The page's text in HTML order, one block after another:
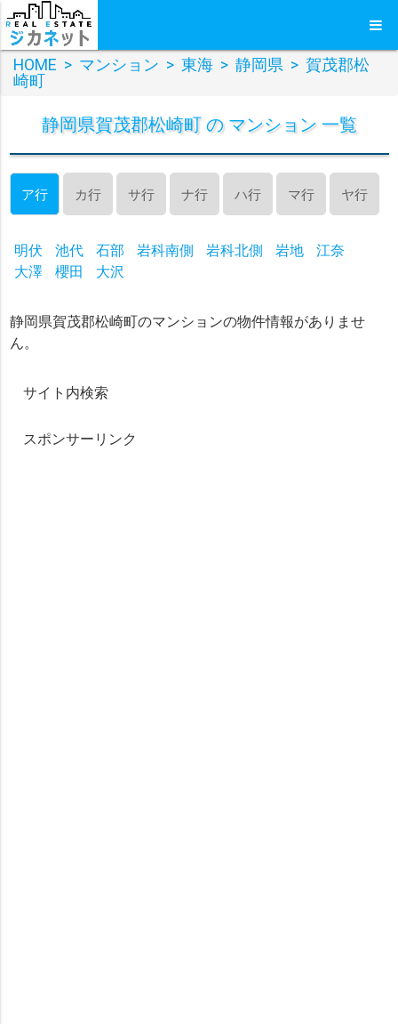
HOME > マンション > 東海 > 静岡県 > 賀茂郡松
崎町
静岡県賀茂郡松崎町 の マンション 一覧
ア行 カ行 サ行 ナ行 ハ行 マ行 ヤ行
明伏 池代 石部 岩科南側 岩科北側 岩地
江奈
大澤
櫻田 大沢
静岡県賀茂郡松崎町のマンションの物件情報がありませ
ん。
サイト内検索
スポンサーリンク